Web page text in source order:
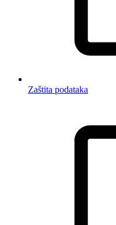
Zaštita podataka